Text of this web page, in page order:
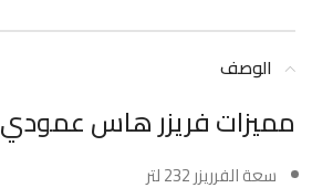
الوصف
مميزات فريزر هاس عمودي 8.2 قدم ستيل :
سعة الفرريزر 232 لتر